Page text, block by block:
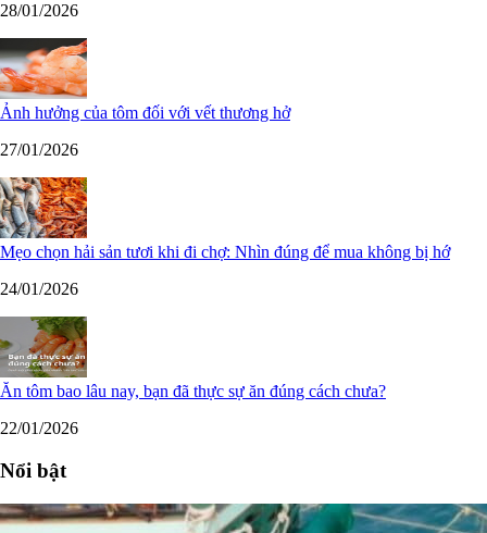
28/01/2026
Ảnh hưởng của tôm đối với vết thương hở
27/01/2026
Mẹo chọn hải sản tươi khi đi chợ: Nhìn đúng để mua không bị hớ
24/01/2026
Ăn tôm bao lâu nay, bạn đã thực sự ăn đúng cách chưa?
22/01/2026
Nổi bật